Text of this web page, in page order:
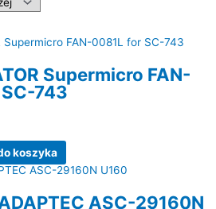
Supermicro FAN-
743
koszyka
ASC-29160N